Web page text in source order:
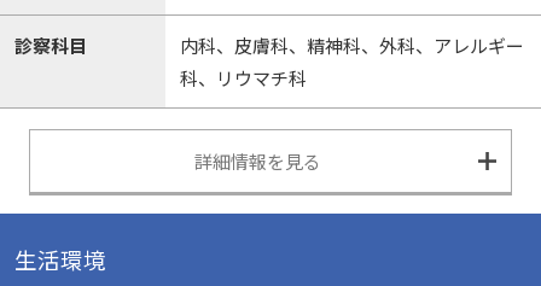
診察科目
内科、皮膚科、精神科、外科、アレルギー
科、リウマチ科
詳細情報を見る
生活環境